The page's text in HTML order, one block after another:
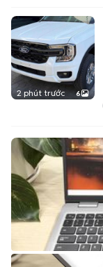
2 phút trước 6